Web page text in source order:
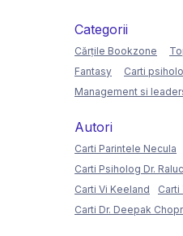
Categorii
Cărțile Bookzone
Fantasy
Carti
Management si
Autori
Carti Parintele Necula
Carti Psiholog Dr.
Carti Vi Keeland
Carti
Carti Dr. Deepak